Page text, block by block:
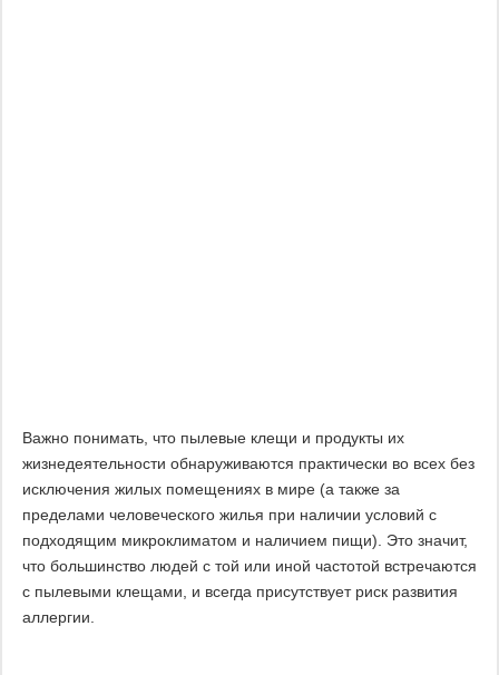
Важно понимать, что пылевые клещи и продукты их
жизнедеятельности обнаруживаются практически во всех без
исключения жилых помещениях в мире (а также за
пределами человеческого жилья при наличии условий с
подходящим микроклиматом и наличием пищи). Это значит,
что большинство людей с той или иной частотой встречаются
с пылевыми клещами, и всегда присутствует риск развития
аллергии.